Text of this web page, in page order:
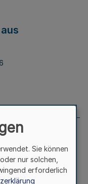
vom
Sie können
nur solchen,
erforderlich